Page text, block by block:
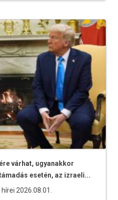
várhat, ugyanakkor
esetén, az izraeli...
2026.08.01.